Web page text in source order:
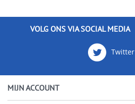
VOLG ONS VIA SOCIAL MEDIA
Twitter
MIJN ACCOUNT